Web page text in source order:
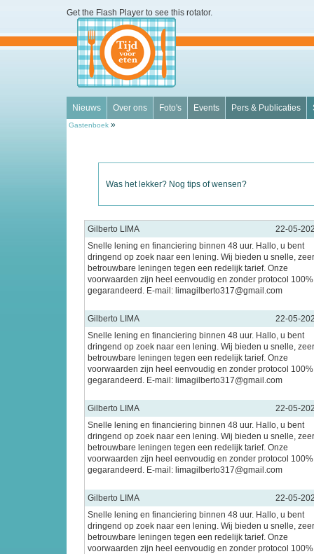
Get the Flash Player to see this rotator.
Nieuws Over ons Foto's Events Pers & Publicaties
Gastenboek »
Was het lekker? Nog tips of wensen?
Gilberto LIMA
22-05-
Snelle lening en financiering binnen 48 uur. Hallo, u bent
dringend op zoek naar een lening. Wij bieden u snelle, zeer
betrouwbare leningen tegen een redelijk tarief. Onze
voorwaarden zijn heel eenvoudig en zonder protocol 100%
gegarandeerd. E-mail: limagilberto317@gmail.com
Gilberto LIMA
22-05-
Snelle lening en financiering binnen 48 uur. Hallo, u bent
dringend op zoek naar een lening. Wij bieden u snelle, zeer
betrouwbare leningen tegen een redelijk tarief. Onze
voorwaarden zijn heel eenvoudig en zonder protocol 100%
gegarandeerd. E-mail: limagilberto317@gmail.com
Gilberto LIMA
22-05-
Snelle lening en financiering binnen 48 uur. Hallo, u bent
dringend op zoek naar een lening. Wij bieden u snelle, zeer
betrouwbare leningen tegen een redelijk tarief. Onze
voorwaarden zijn heel eenvoudig en zonder protocol 100%
gegarandeerd. E-mail: limagilberto317@gmail.com
Gilberto LIMA
22-05-
Snelle lening en financiering binnen 48 uur. Hallo, u bent
dringend op zoek naar een lening. Wij bieden u snelle, zeer
betrouwbare leningen tegen een redelijk tarief. Onze
voorwaarden zijn heel eenvoudig en zonder protocol 100%